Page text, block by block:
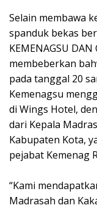
Selain membawa
spanduk bekas
KEMENAGSU DAN
membeberkan
pada tanggal 20
Kemenagsu
di Wings Hotel,
dari Kepala
Kabupaten Kota,
pejabat Kemenag
“Kami
Madrasah dan